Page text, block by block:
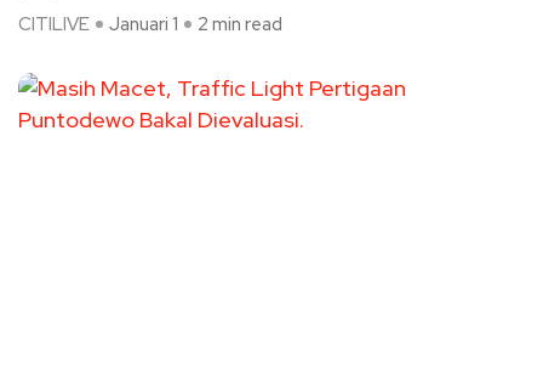
CITILIVE
Januari 1 2 min read